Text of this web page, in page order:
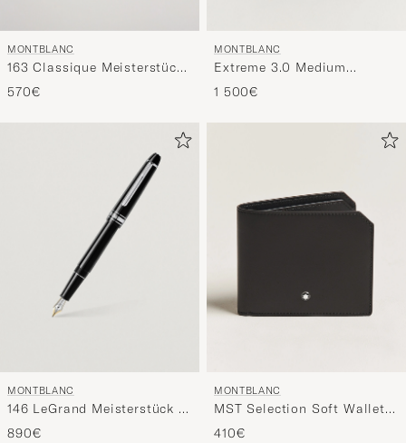
MONTBLANC
163 Classique Meisterstück
Rollerball Pen Black
570€
MONTBLANC
Extreme 3.0 Medium
Backpack 3 Compartments
Black
1 500€
MONTBLANC
146 LeGrand Meisterstück M
Fountain Pen Platinum Line
890€
MONTBLANC
MST Selection Soft Wallet
6cc Black
410€